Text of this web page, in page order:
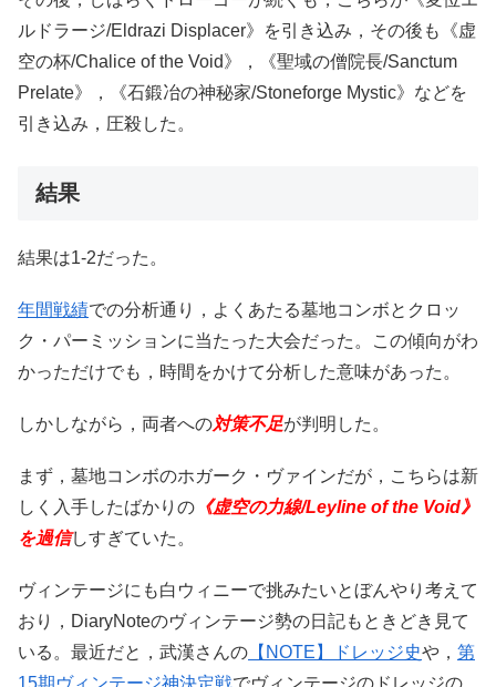
ルドラージ/Eldrazi Displacer》を引き込み，その後も《虚
空の杯/Chalice of the Void》，《聖域の僧院長/Sanctum
Prelate》，《石鍛冶の神秘家/Stoneforge Mystic》などを
引き込み，圧殺した。
結果
結果は1-2だった。
年間戦績での分析通り，よくあたる墓地コンボとクロッ
ク・パーミッションに当たった大会だった。この傾向がわ
かっただけでも，時間をかけて分析した意味があった。
しかしながら，両者への対策不足が判明した。
まず，墓地コンボのホガーク・ヴァインだが，こちらは新
しく入手したばかりの 《虚空の力線/Leyline of the Void》
を過信しすぎていた。
ヴィンテージにも白ウィニーで挑みたいとぼんやり考えて
おり，DiaryNoteのヴィンテージ勢の日記もときどき見て
いる。最近だと，武漢さんの 【NOTE】ドレッジ史や， 第